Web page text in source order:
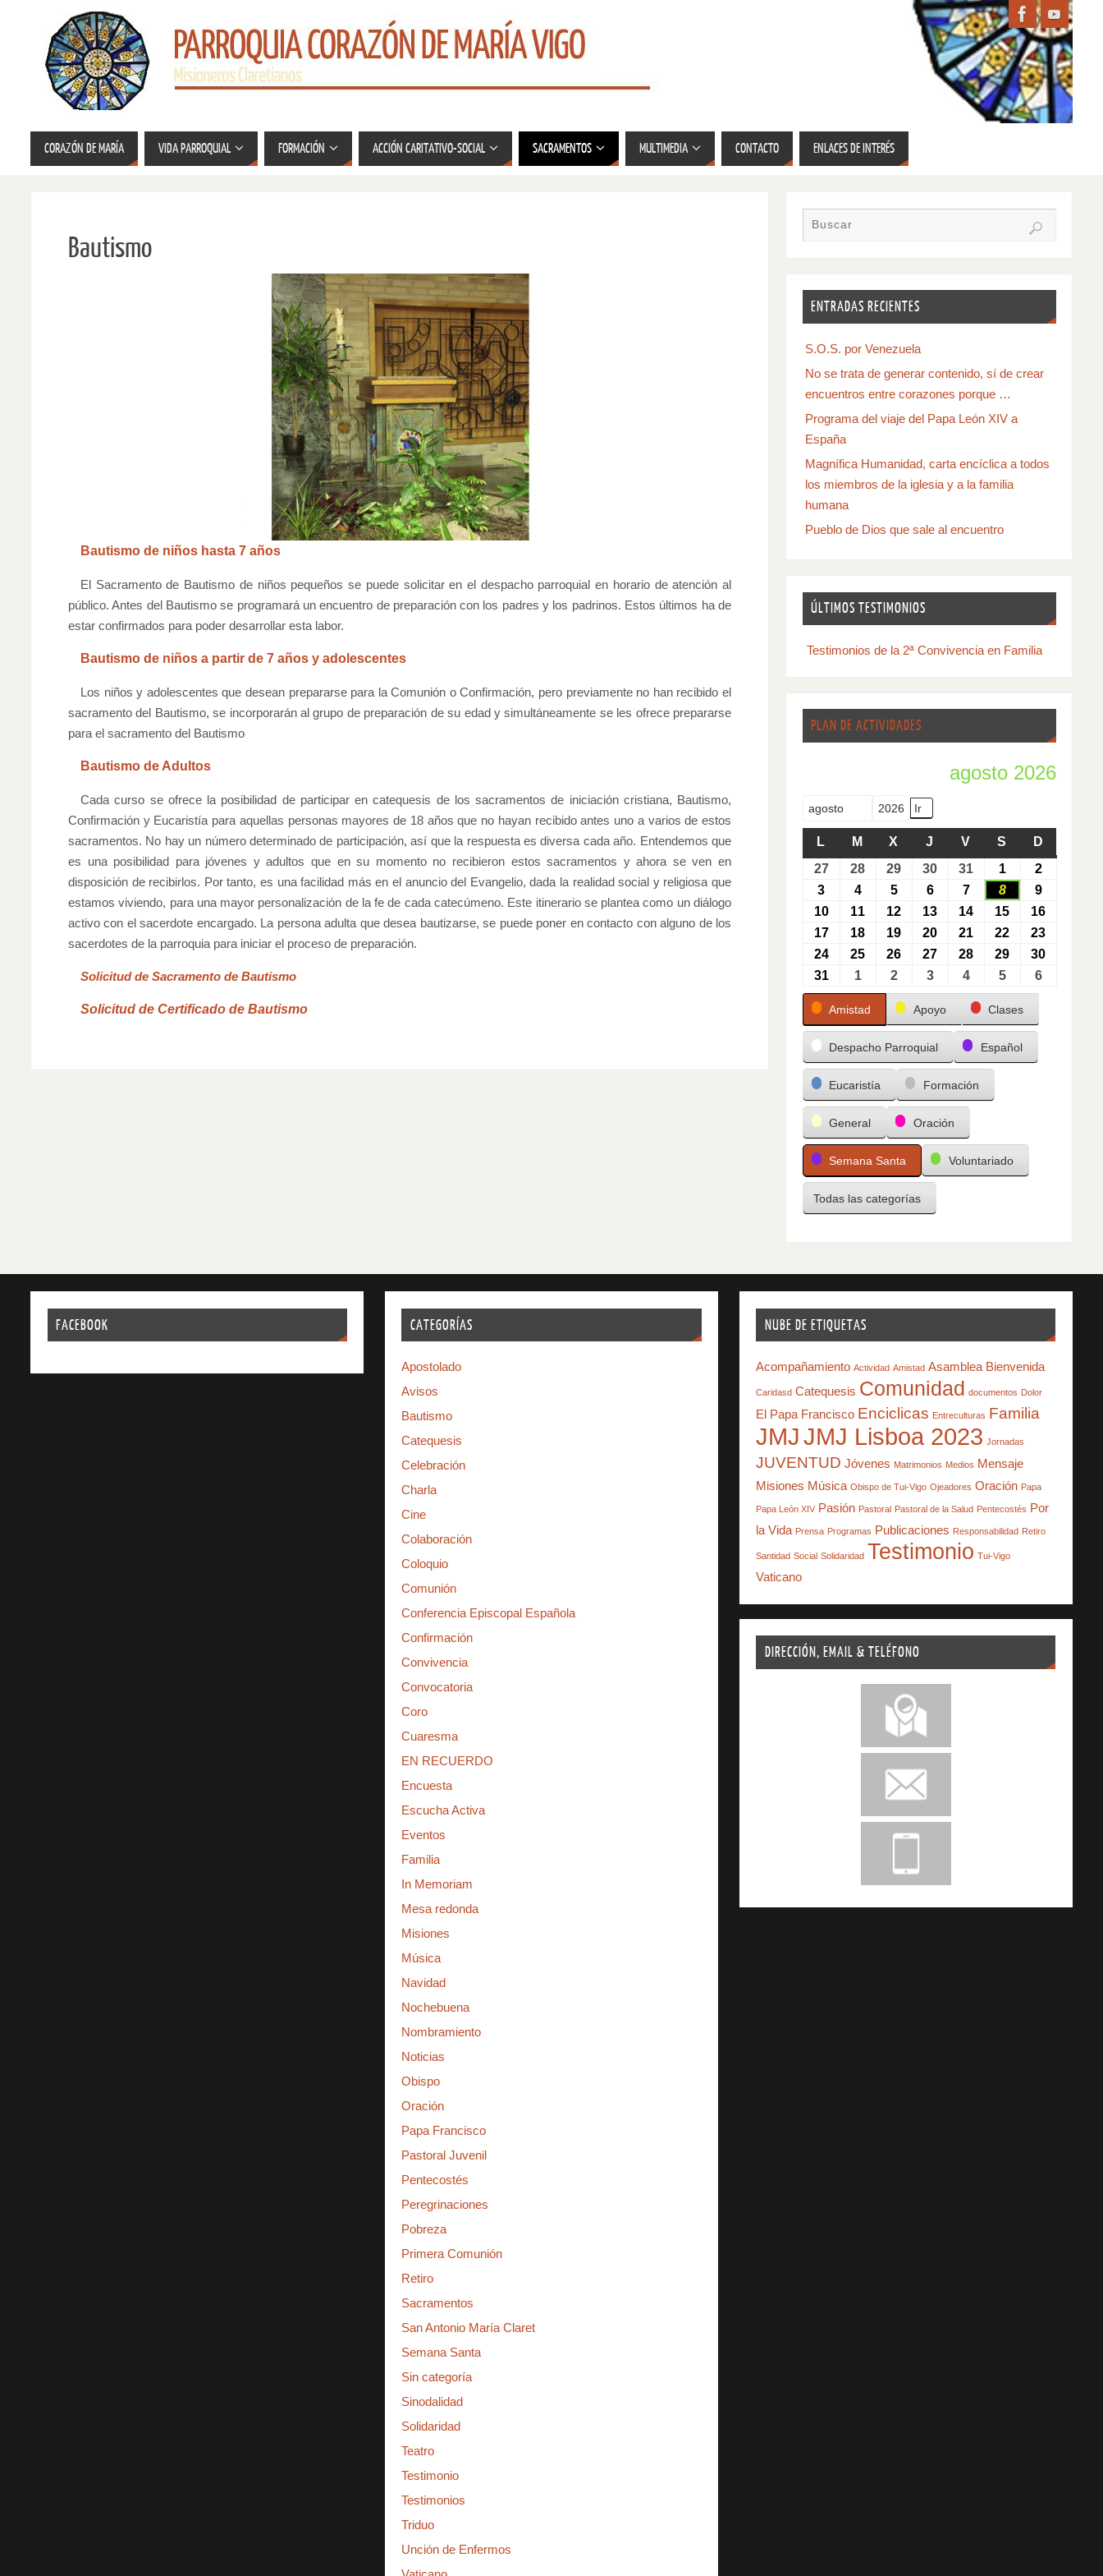
CORAZÓN DE MARÍA VIDA PARROQUIAL FORMACIÓN ACCIÓN CARITATIVO-SOCIAL SACRAMENTOS MULTIMEDIA CONTACTO ENLACES DE INTERÉS
Bautismo
Bautismo de niños hasta 7 años
El Sacramento de Bautismo de niños pequeños se puede solicitar en el despacho parroquial en horario de atención al
público. Antes del Bautismo se programará un encuentro de preparación con los padres y los padrinos. Estos últimos ha de
estar confirmados para poder desarrollar esta labor.
Bautismo de niños a partir de 7 años y adolescentes
Los niños y adolescentes que desean prepararse para la Comunión o Confirmación, pero previamente no han recibido el
sacramento del Bautismo, se incorporarán al grupo de preparación de su edad y simultáneamente se les ofrece prepararse
para el sacramento del Bautismo
Bautismo de Adultos
Cada curso se ofrece la posibilidad de participar en catequesis de los sacramentos de iniciación cristiana, Bautismo,
Confirmación y Eucaristía para aquellas personas mayores de 18 años que no hayan recibido antes uno a varios de estos
sacramentos. No hay un número determinado de participación, así que la respuesta es diversa cada año. Entendemos que
es una posibilidad para jóvenes y adultos que en su momento no recibieron estos sacramentos y ahora se ven en
disposición de recibirlos. Por tanto, es una facilidad más en el anuncio del Evangelio, dada la realidad social y religiosa que
estamos viviendo, para una mayor personalización de la fe de cada catecúmeno. Este itinerario se plantea como un diálogo
activo con el sacerdote encargado. La persona adulta que desea bautizarse, se puede poner en contacto con alguno de los
sacerdotes de la parroquia para iniciar el proceso de preparación.
Solicitud de Sacramento de Bautismo
Solicitud de Certificado de Bautismo
ENTRADAS RECIENTES
S.O.S. por Venezuela
No se trata de generar contenido, sí de crear
encuentros entre corazones porque …
Programa del viaje del Papa León XIV a
España
Magnífica Humanidad, carta encíclica a todos
los miembros de la iglesia y a la familia
humana
Pueblo de Dios que sale al encuentro
ÚLTIMOS TESTIMONIOS
Testimonios de la 2ª Convivencia en Familia
PLAN DE ACTIVIDADES
agosto 2026
Mes
Año
L
M X J V S
D
27
28 29 30 31 1
2
3
4 5 6 7 8
9
10
11 12 13 14 15
16
17
18 19 20 21 22
23
24
25 26 27 28 29
30
31
1 2 3 4 5
6
Categorías
Amistad Apoyo Clases
Despacho Parroquial Español
Eucaristía Formación
General Oración
Semana Santa Voluntariado
Todas las categorías
FACEBOOK CATEGORÍAS
Apostolado
Avisos
Bautismo
Catequesis
Celebración
Charla
Cine
Colaboración
Coloquio
Comunión
Conferencia Episcopal Española
Confirmación
Convivencia
Convocatoria
Coro
Cuaresma
EN RECUERDO
Encuesta
Escucha Activa
Eventos
Familia
In Memoriam
Mesa redonda
Misiones
Música
Navidad
Nochebuena
Nombramiento
Noticias
Obispo
Oración
Papa Francisco
Pastoral Juvenil
Pentecostés
Peregrinaciones
Pobreza
Primera Comunión
Retiro
Sacramentos
San Antonio María Claret
Semana Santa
Sin categoría
Sinodalidad
Solidaridad
Teatro
Testimonio
Testimonios
Triduo
Unción de Enfermos
NUBE DE ETIQUETAS
Acompañamiento Actividad Amistad Asamblea Bienvenida
Caridasd Catequesis Comunidad documentos Dolor
El Papa Francisco Enciclicas Entreculturas Familia
JMJJMJ Lisboa 2023 Jornadas
JUVENTUD Jóvenes Matrimonios Medios Mensaje
Misiones Música Obispo de Tui-Vigo Ojeadores Oración Papa
Papa León XIV Pasión Pastoral Pastoral de la Salud Pentecostés Por
la Vida Prensa Programas Publicaciones Responsabilidad Retiro
Santidad Social Solidaridad Testimonio Tui-Vigo
Vaticano
DIRECCIÓN, EMAIL & TELÉFONO